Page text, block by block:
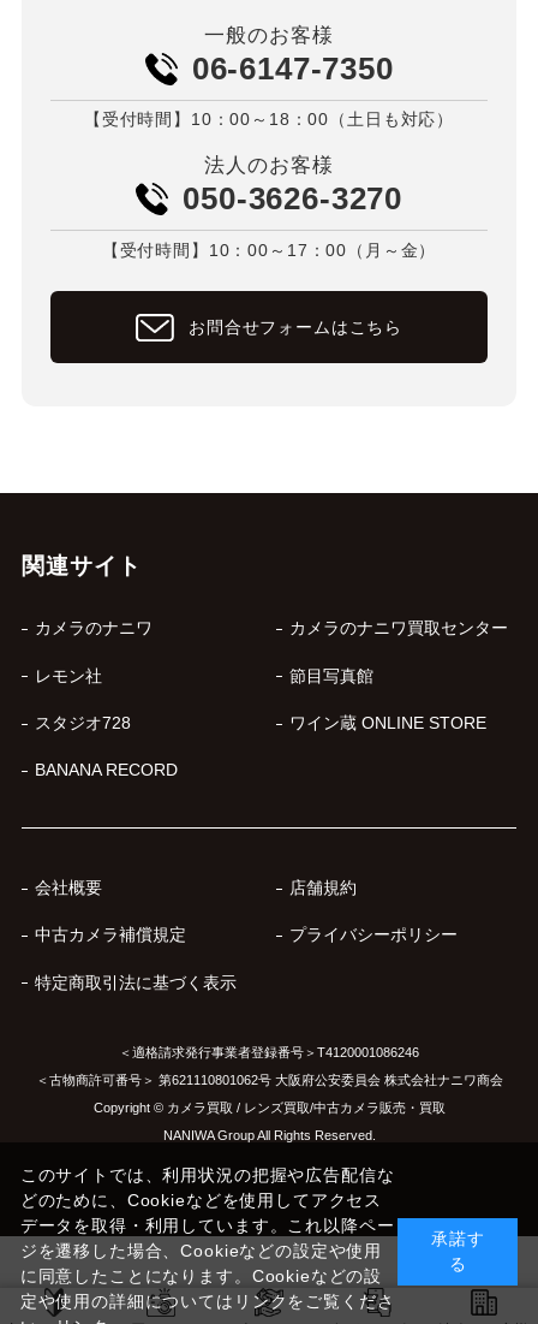
一般のお客様
06-6147-7350
【受付時間】10：00～18：00（土日も対応）
法人のお客様
050-3626-3270
【受付時間】10：00～17：00（月～金）
お問合せフォームはこちら
関連サイト
カメラのナニワ カメラのナニワ買取センター
レモン社 節目写真館
スタジオ728 ワイン蔵 ONLINE STORE
BANANA RECORD
会社概要 店舗規約
中古カメラ補償規定 プライバシーポリシー
特定商取引法に基づく表示
＜適格請求発行事業者登録番号＞T4120001086246
＜古物商許可番号＞ 第621110801062号 大阪府公安委員会 株式会社ナニワ商会
Copyright © カメラ買取 / レンズ買取/中古カメラ販売・買取
NANIWA Group All Rights Reserved.
このサイトでは、利用状況の把握や広告配信な
どのために、Cookieなどを使用してアクセス
データを取得・利用しています。これ以降ペー
ジを遷移した場合、Cookieなどの設定や使用
に同意したことになります。Cookieなどの設
定や使用の詳細についてはリンクをご覧くださ
承諾す
る